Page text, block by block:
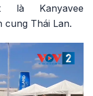
là Kanyavee
cung Thái Lan.